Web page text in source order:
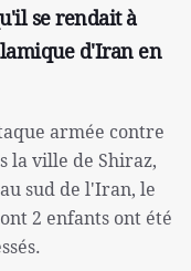
se rendait à
d'Iran en
armée contre
la ville de Shiraz,
sud de l'Iran, le
2 enfants ont été